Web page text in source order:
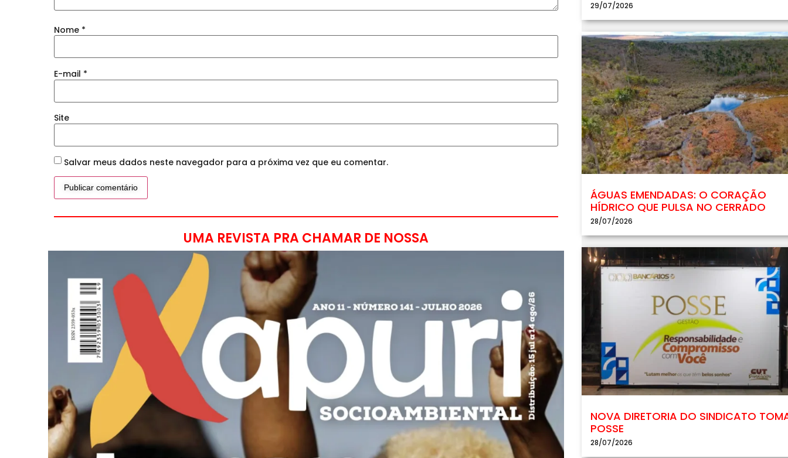
Nome *
E-mail *
Site
Salvar meus dados neste navegador para a próxima vez que eu comentar.
UMA REVISTA PRA CHAMAR DE NOSSA
29/07/2026
ÁGUAS EMENDADAS: O CORAÇÃO
HÍDRICO QUE PULSA NO CERRADO
28/07/2026
NOVA DIRETORIA DO SINDICATO
POSSE
28/07/2026